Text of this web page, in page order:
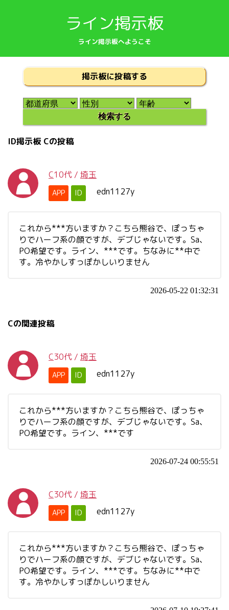
ライン掲示板
ライン掲示板へようこそ
掲示板に投稿する
ID掲示板 Cの投稿
C10代 / 埼玉
APP ID edn1127y
これから***方いますか？こちら熊谷で、ぽっちゃ
りでハーフ系の顔ですが、デブじゃないです。Sa、
PO希望です。ライン、***です。ちなみに**中で
す。冷やかしすっぽかしいりません
2026-05-22 01:32:31
Cの関連投稿
C30代 / 埼玉
APP ID edn1127y
これから***方いますか？こちら熊谷で、ぽっちゃ
りでハーフ系の顔ですが、デブじゃないです。Sa、
PO希望です。ライン、***です
2026-07-24 00:55:51
C30代 / 埼玉
APP ID edn1127y
これから***方いますか？こちら熊谷で、ぽっちゃ
りでハーフ系の顔ですが、デブじゃないです。Sa、
PO希望です。ライン、***です。ちなみに**中で
す。冷やかしすっぽかしいりません